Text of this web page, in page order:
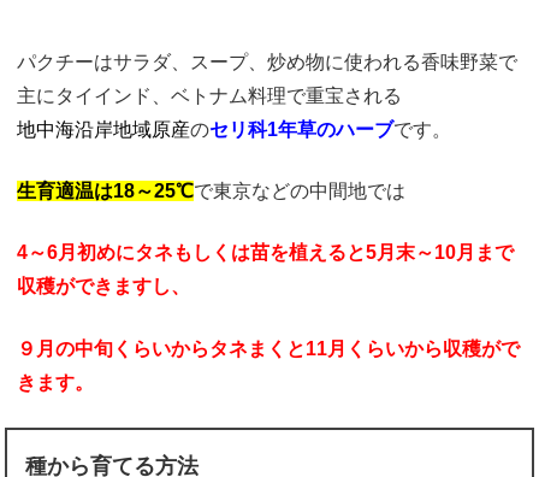
パクチーはサラダ、スープ、炒め物に使われる香味野菜で
主にタイインド、ベトナム料理で重宝される
地中海沿岸地域原産のセリ科1年草のハーブです。
生育適温は18～25℃で東京などの中間地では
4～6月初めにタネ もしくは苗を植えると5月末～10月 まで
収穫ができますし、
９月の中旬くらいからタネまくと11月くらいから収穫がで
きます。
種から育てる方法